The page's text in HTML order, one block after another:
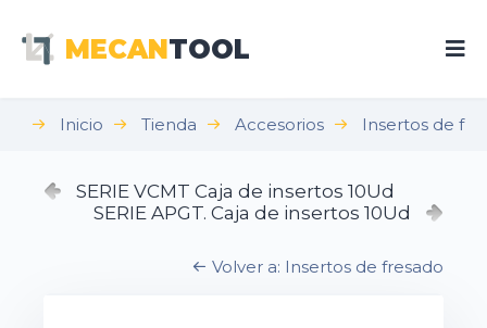
MECANTOOL
Inicio Tienda Accesorios Insertos de
SERIE VCMT Caja de insertos 10Ud
SERIE APGT. Caja de insertos 10Ud
Volver a: Insertos de fresado